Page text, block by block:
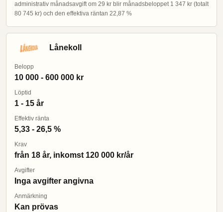
administrativ månadsavgift om 29 kr blir månadsbeloppet 1 347 kr (totalt
80 745 kr) och den effektiva räntan 22,87 %
Lånekoll
Belopp
10 000 - 600 000 kr
Löptid
1 - 15 år
Effektiv ränta
5,33 - 26,5 %
Krav
från 18 år, inkomst 120 000 kr/år
Avgifter
Inga avgifter angivna
Anmärkning
Kan prövas